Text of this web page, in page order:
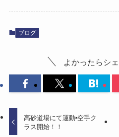
ok do
ブログ
よかったらシ
高砂道場にて運動×空手ク
ラス開始！！